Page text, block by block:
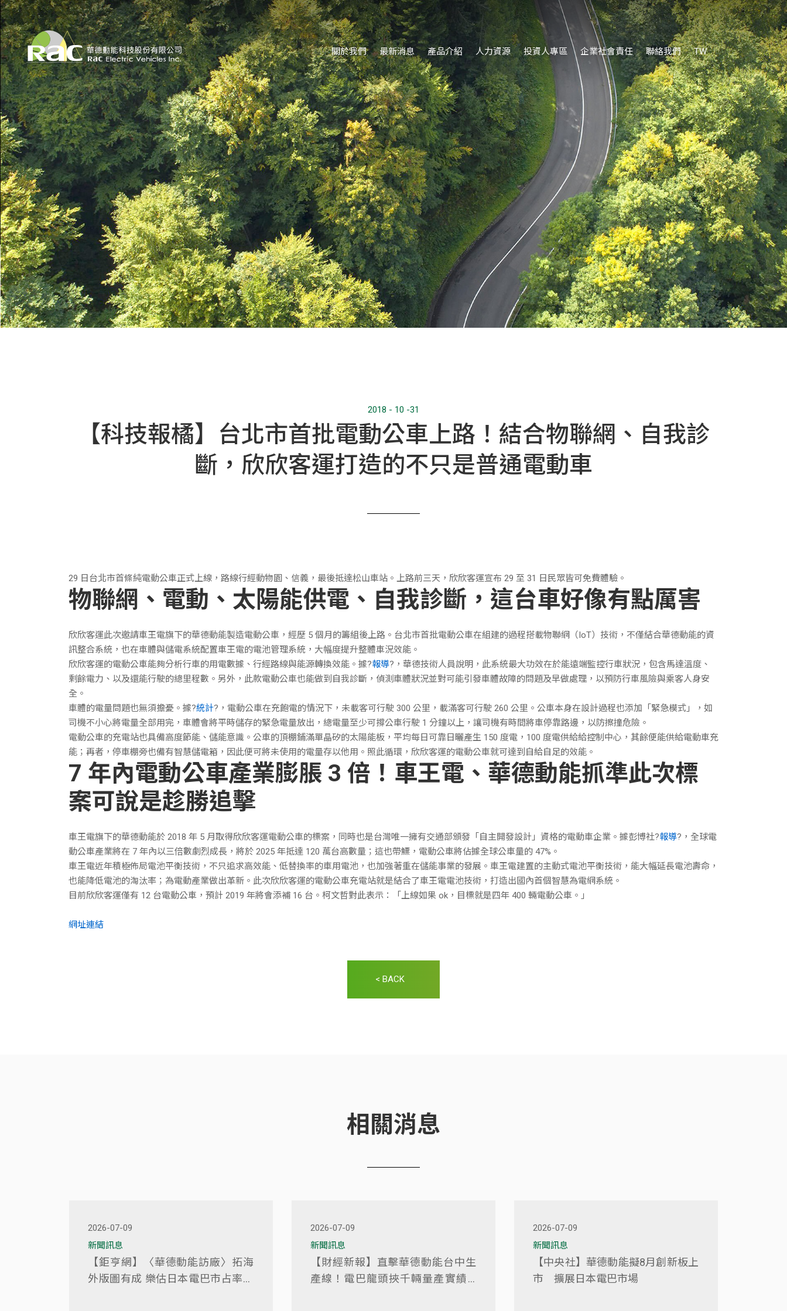
關於我們 最新消息 產品介紹 人力資源 投資人專區 企業社會責任 聯絡我們 TW
最新消息
新聞訊息
2018 - 10 -31
【科技報橘】台北市首批電動公車上路！結合物聯網、自我診
斷，欣欣客運打造的不只是普通電動車
29 日台北市首條純電動公車正式上線，路線行經動物園、信義，最後抵達松山車站。上路前三天，欣欣客運宣布 29 至 31 日民眾皆可免費體驗。
物聯網、電動、太陽能供電、自我診斷，這台車好像有點厲害
欣欣客運此次邀請車王電旗下的華德動能製造電動公車，經歷 5 個月的籌組後上路。台北市首批電動公車在組建的過程搭載物聯網（IoT）技術，不僅結合華德動能的資
訊整合系統，也在車體與儲電系統配置車王電的電池管理系統，大幅度提升整體車況效能。
欣欣客運的電動公車能夠分析行車的用電數據、行經路線與能源轉換效能。據?報導?，華德技術人員說明，此系統最大功效在於能遠端監控行車狀況，包含馬達溫度、
剩餘電力、以及還能行駛的總里程數。另外，此款電動公車也能做到自我診斷，偵測車體狀況並對可能引發車體故障的問題及早做處理，以預防行車風險與乘客人身安
全。
車體的電量問題也無須擔憂。據?統計?，電動公車在充飽電的情況下，未載客可行駛 300 公里，載滿客可行駛 260 公里。公車本身在設計過程也添加「緊急模式」，如
司機不小心將電量全部用完，車體會將平時儲存的緊急電量放出，總電量至少可撐公車行駛 1 分鐘以上，讓司機有時間將車停靠路邊，以防擦撞危險。
電動公車的充電站也具備高度節能、儲能意識。公車的頂棚鋪滿單晶矽的太陽能板，平均每日可靠日曬產生 150 度電，100 度電供給給控制中心，其餘便能供給電動車充
能；再者，停車棚旁也備有智慧儲電箱，因此便可將未使用的電量存以他用。照此循環，欣欣客運的電動公車就可達到自給自足的效能。
7 年內電動公車產業膨脹 3 倍！車王電、華德動能抓準此次標
案可說是趁勝追擊
車王電旗下的華德動能於 2018 年 5 月取得欣欣客運電動公車的標案，同時也是台灣唯一擁有交通部頒發「自主開發設計」資格的電動車企業。據彭博社?報導?，全球電
動公車產業將在 7 年內以三倍數劇烈成長，將於 2025 年抵達 120 萬台高數量；這也帶鰾，電動公車將佔據全球公車量的 47%。
車王電近年積極佈局電池平衡技術，不只追求高效能、低替換率的車用電池，也加強著重在儲能事業的發展。車王電建置的主動式電池平衡技術，能大幅延長電池壽命，
也能降低電池的淘汰率；為電動產業做出革新。此次欣欣客運的電動公車充電站就是結合了車王電電池技術，打造出國內首個智慧為電網系統。
目前欣欣客運僅有 12 台電動公車，預計 2019 年將會添補 16 台。柯文哲對此表示：「上線如果 ok，目標就是四年 400 輛電動公車。」
網址連結
< BACK
相關消息
2026-07-09
新聞訊息
【鉅亨網】〈華德動能訪廠〉拓海
外版圖有成 樂估日本電巴市占率上
2026-07-09
新聞訊息
【財經新報】直擊華德動能台中生
產線！電巴龍頭挾千輛量產實績 8
2026-07-09
新聞訊息
【中央社】華德動能擬8月創新板上
市 擴展日本電巴市場